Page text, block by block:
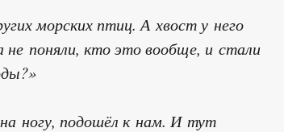
морских птиц. А хвост у него
поняли, кто это вообще, и стали
на ногу, подошёл к нам. И тут